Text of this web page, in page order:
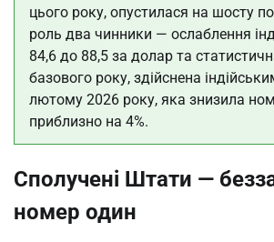
цього року, опустилася на шосту
роль два чинники — ослаблення
84,6 до 88,5 за долар та
базового року, здійснена
лютому 2026 року, яка знизила
приблизно на 4%.
Сполучені Штати —
номер один